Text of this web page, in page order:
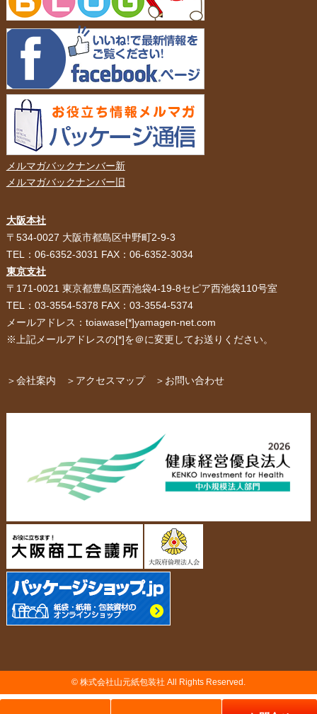
サービス紹介 お客様の声
スタッフ紹介 採用情報
当社の協力工場の設備紹介
個人情報の取扱について
納品までの流れ 製造前の確認事項
紙袋・手提げ袋
パッケージ
ペーパーレザーバッグ 米袋
カタログ/パンフレット
スタンド
アクセサリー・
ジュエリーボックス
名刺箱
メルマガバックナンバー新
メルマガバックナンバー旧
大阪本社
〒534-0027 大阪市都島区中野町2-9-3
TEL：06-6352-3031 FAX：06-6352-3034
東京支社
〒171-0021 東京都豊島区西池袋4-19-8セピア西池袋110号室
TEL：03-3554-5378 FAX：03-3554-5374
メールアドレス：toiawase[*]yamagen-net.com
※上記メールアドレスの[*]を＠に変更してお送りください。
＞会社案内 ＞アクセスマップ ＞お問い合わせ
© 株式会社山元紙包装社 All Rights Reserved.